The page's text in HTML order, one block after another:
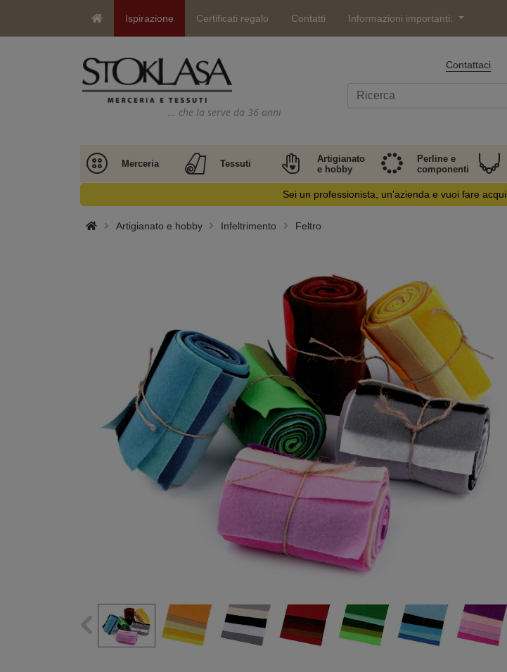
Ispirazione Certificati regalo Contatti Informazioni importanti:
… che la serve da 36 anni
Contattaci
Merceria Tessuti
Artigianato
e hobby
Perline e
componenti
Sei un professionista, un'azienda e vuoi fare
Artigianato e hobby Infeltrimento Feltro